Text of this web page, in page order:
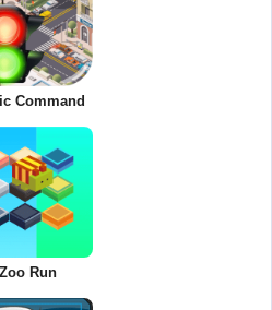
Command
Zoo Run